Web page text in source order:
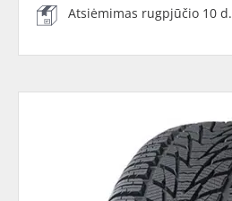
Atsiėmimas rugpjūčio 10 d.